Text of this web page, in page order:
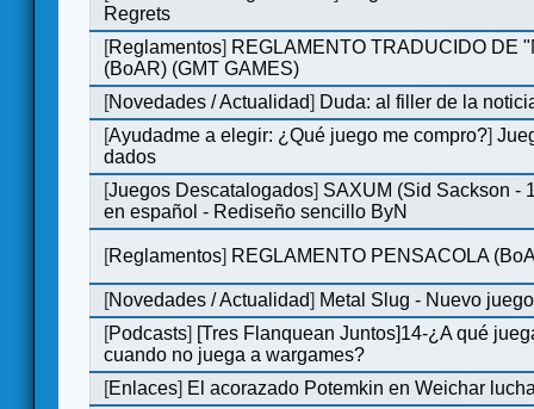
Regrets
[Reglamentos] REGLAMENTO TRADUCIDO DE
(BoAR) (GMT GAMES)
[Novedades / Actualidad] Duda: al filler de la
[Ayudadme a elegir: ¿Qué juego me compro?]
dados
[Juegos Descatalogados] SAXUM (Sid Sackson -
en español - Rediseño sencillo ByN
[Reglamentos] REGLAMENTO PENSACOLA
[Novedades / Actualidad] Metal Slug - Nuevo
[Podcasts] [Tres Flanquean Juntos]14-¿A qué
cuando no juega a wargames?
[Enlaces] El acorazado Potemkin en Weichar